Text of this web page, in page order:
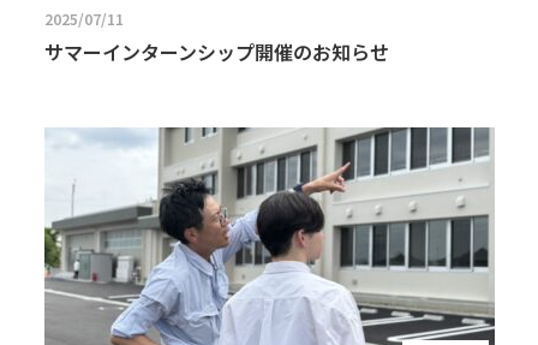
2025/07/11
サマーインターンシップ開催のお知らせ